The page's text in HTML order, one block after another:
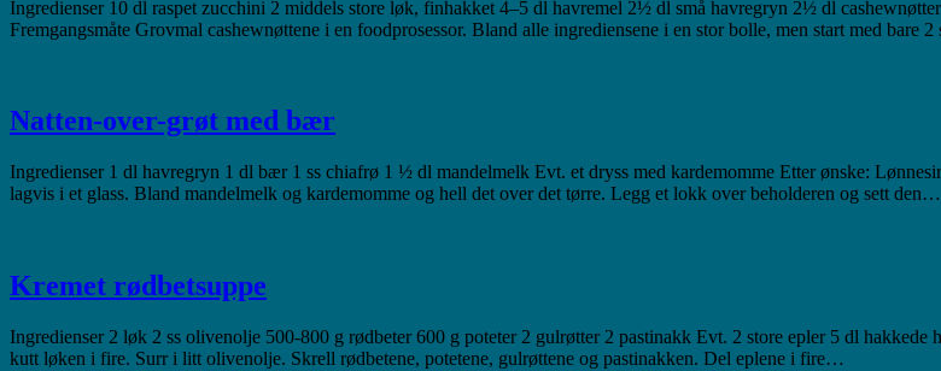
Ingredienser 10 dl raspet zucchini 2 middels store løk, finhakket 4–5 dl havremel 2½ dl små havregryn 2½ dl
Fremgangsmåte Grovmal cashewnøttene i en foodprosessor. Bland alle ingrediensene i en stor bolle, men start med bare
Natten-over-grøt med bær
Ingredienser 1 dl havregryn 1 dl bær 1 ss chiafrø 1 ½ dl mandelmelk Evt. et dryss med kardemomme Etter ønske:
lagvis i et glass. Bland mandelmelk og kardemomme og hell det over det tørre. Legg et lokk over beholderen og sett den…
Kremet rødbetsuppe
Ingredienser 2 løk 2 ss olivenolje 500-800 g rødbeter 600 g poteter 2 gulrøtter 2 pastinakk Evt. 2 store epler 5 dl
kutt løken i fire. Surr i litt olivenolje. Skrell rødbetene, potetene, gulrøttene og pastinakken. Del eplene i fire…